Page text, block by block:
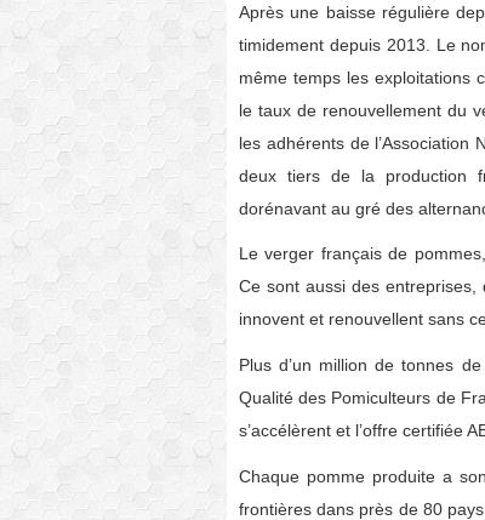
Après une baisse régulière
timidement depuis 2013. Le
même temps les exploitations
le taux de renouvellement du
les adhérents de l’Association
deux tiers de la production
dorénavant au gré des
Le verger français de
Ce sont aussi des entreprises,
innovent et renouvellent sans
Plus d’un million de tonnes
Qualité des Pomiculteurs de
s’accélèrent et l’offre certifiée
Chaque pomme produite a
frontières dans près de 80